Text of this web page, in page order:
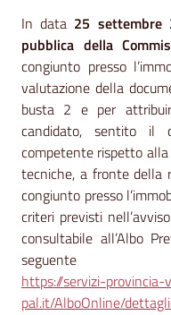
In data 25 settembre
pubblica della
congiunto presso
valutazione della
busta 2 e per
candidato, sentito il
competente rispetto
tecniche, a fronte della
congiunto presso
criteri previsti
consultabile all’Albo
https://servizi-provincia-
pal.it/AlboOnline/